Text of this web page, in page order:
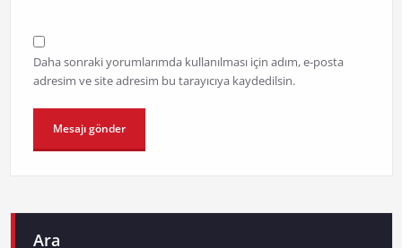
Daha sonraki yorumlarımda kullanılması için adım, e-posta
adresim ve site adresim bu tarayıcıya kaydedilsin.
Ara